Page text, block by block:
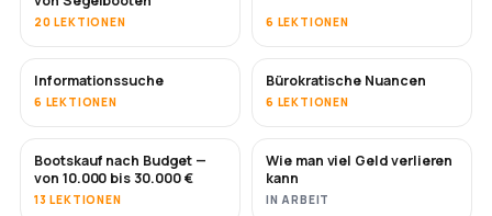
20 LEKTIONEN 6 LEKTIONEN
Informationssuche
6 LEKTIONEN
Bürokratische Nuancen
6 LEKTIONEN
BALD
Bootskauf nach Budget —
von 10.000 bis 30.000 €
13 LEKTIONEN
BALD
Wie man viel Geld verlieren
kann
IN ARBEIT